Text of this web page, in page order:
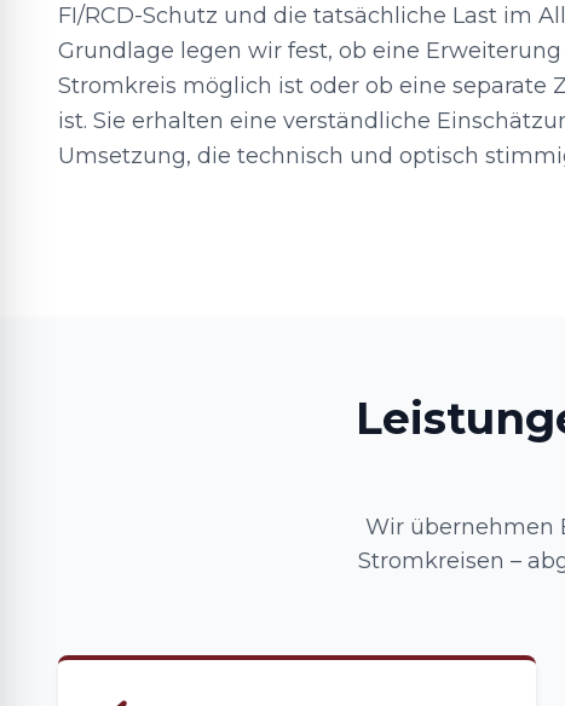
FI/RCD-Schutz und die tatsächliche Last im
Grundlage legen wir fest, ob eine
Stromkreis möglich ist oder ob eine separate
ist. Sie erhalten eine verständliche
Umsetzung, die technisch und optisch
Wir übernehmen
Stromkreisen –